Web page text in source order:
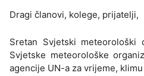
Dragi članovi, kolege, prijatelji,
Sretan Svjetski meteorološki
Svjetske meteorološke
agencije UN-a za vrijeme,